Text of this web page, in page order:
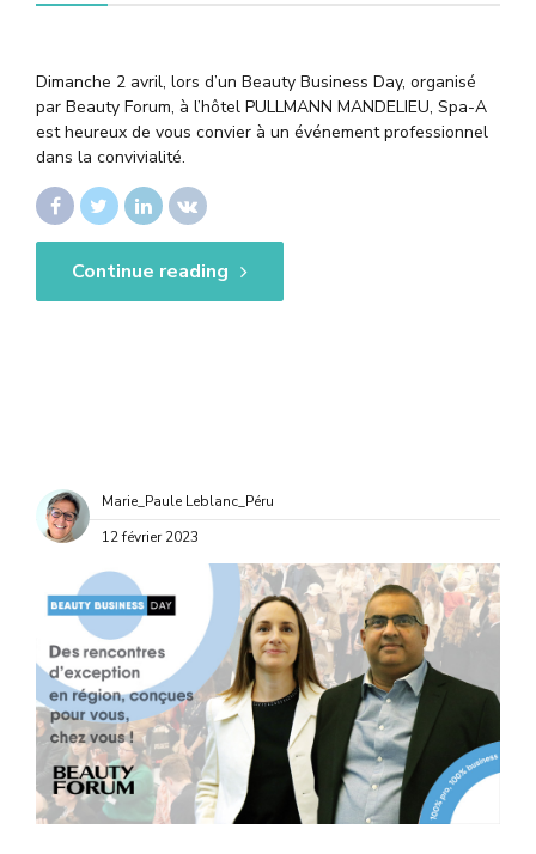
Dimanche 2 avril, lors d’un Beauty Business Day, organisé
par Beauty Forum, à l’hôtel PULLMANN MANDELIEU, Spa-A
est heureux de vous convier à un événement professionnel
dans la convivialité.
Continue reading
Marie_Paule Leblanc_Péru
12 février 2023